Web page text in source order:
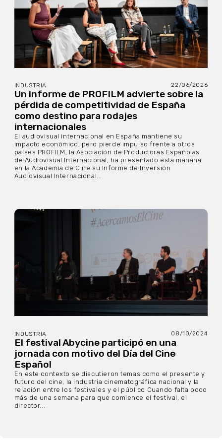
INDUSTRIA 22/06/2026
Un informe de PROFILM advierte sobre la
pérdida de competitividad de España
como destino para rodajes
internacionales
El audiovisual internacional en España mantiene su
impacto económico, pero pierde impulso frente a otros
países PROFILM, la Asociación de Productoras Españolas
de Audiovisual Internacional, ha presentado esta mañana
en la Academia de Cine su Informe de Inversión
Audiovisual Internacional...
INDUSTRIA 08/10/2024
El festival Abycine participó en una
jornada con motivo del Día del Cine
Español
En este contexto se discutieron temas como el presente y
futuro del cine, la industria cinematográfica nacional y la
relación entre los festivales y el público Cuando falta poco
más de una semana para que comience el festival, el
director...